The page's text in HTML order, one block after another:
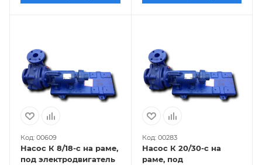
Код: 00609
Насос К 8/18-с на раме,
под электродвигатель
Код: 00283
Насос К 20/30-с на
раме, под